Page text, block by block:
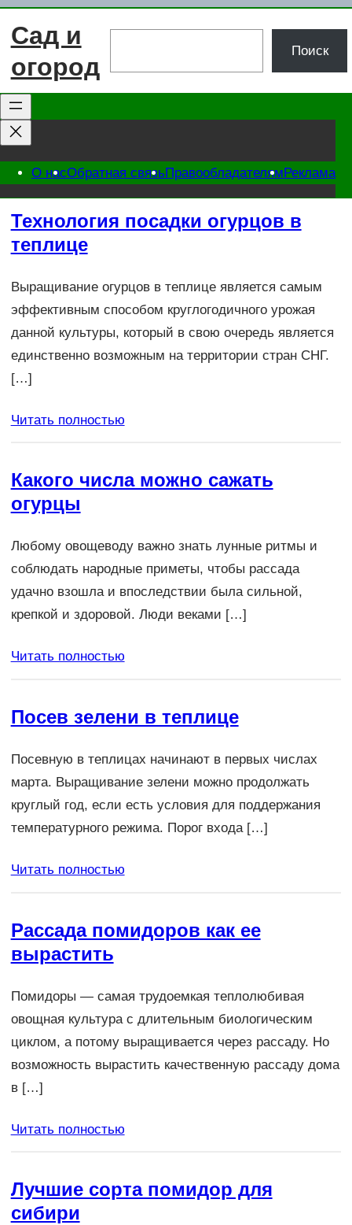
Перейти
Сад и
огород
Поиск
О насОбратная связьПравообладателямРеклама
Технология посадки огурцов в
теплице
Выращивание огурцов в теплице является самым
эффективным способом круглогодичного урожая
данной культуры, который в свою очередь является
единственно возможным на территории стран СНГ.
[…]
Читать полностью
Какого числа можно сажать
огурцы
Любому овощеводу важно знать лунные ритмы и
соблюдать народные приметы, чтобы рассада
удачно взошла и впоследствии была сильной,
крепкой и здоровой. Люди веками […]
Читать полностью
Посев зелени в теплице
Посевную в теплицах начинают в первых числах
марта. Выращивание зелени можно продолжать
круглый год, если есть условия для поддержания
температурного режима. Порог входа […]
Читать полностью
Рассада помидоров как ее
вырастить
Помидоры — самая трудоемкая теплолюбивая
овощная культура с длительным биологическим
циклом, а потому выращивается через рассаду. Но
возможность вырастить качественную рассаду дома
в […]
Читать полностью
Лучшие сорта помидор для
сибири